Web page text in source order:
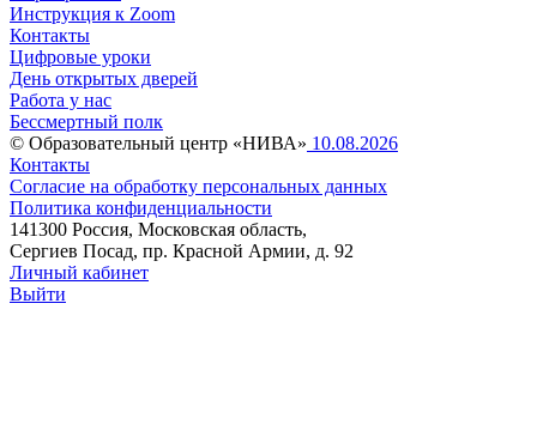
Инструкция к Zoom
Контакты
Цифровые уроки
День открытых дверей
Работа у нас
Бессмертный полк
© Образовательный центр «НИВА» 10.08.2026
Контакты
Согласие на обработку персональных данных
Политика конфиденциальности
141300 Россия, Московская область,
Сергиев Посад, пр. Красной Армии, д. 92
Личный кабинет
Выйти